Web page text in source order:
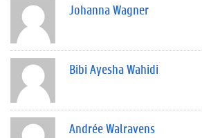
Johanna Wagner
Bibi Ayesha Wahidi
Andrée Walravens